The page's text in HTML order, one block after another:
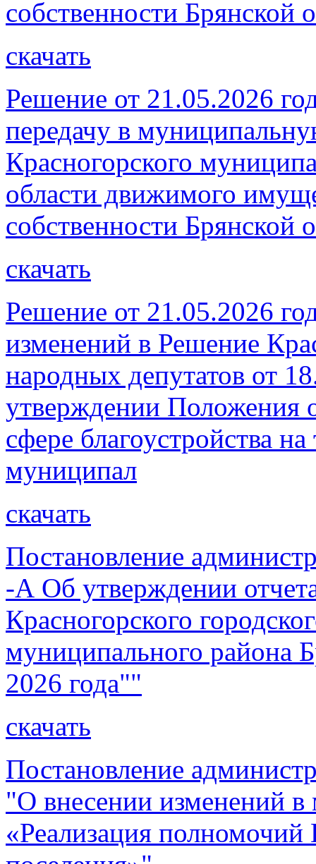
собственности Брянской
скачать
Решение от 21.05.2026
передачу в
Красногорского
области движимого
собственности Брянской
скачать
Решение от 21.05.2026
изменений в Решение
народных депутатов от
утверждении Положения
сфере благоустройства
муниципал
скачать
Постановление
-А Об утверждении
Красногорского
муниципального района
2026 года""
скачать
Постановление
"О внесении изменений
«Реализация полномочий